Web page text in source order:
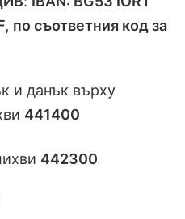
по съответния код за
и данък върху
441400
442300